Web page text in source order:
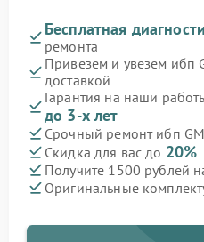
Бесплатная
ремонта
Привезем и увезем ибп
доставкой
Гарантия на наши
до 3-х лет
Срочный ремонт ибп
Скидка для вас до 20%
Получите 1500 рублей
Оригинальные